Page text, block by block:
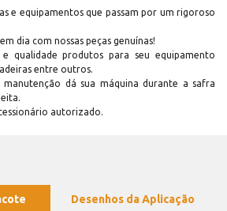
e equipamentos que passam por um rigoroso
dia com nossas peças genuínas!
qualidade produtos para seu equipamento
entre outros.
manutenção dá sua máquina durante a safra
autorizado.
Desenhos da Aplicação